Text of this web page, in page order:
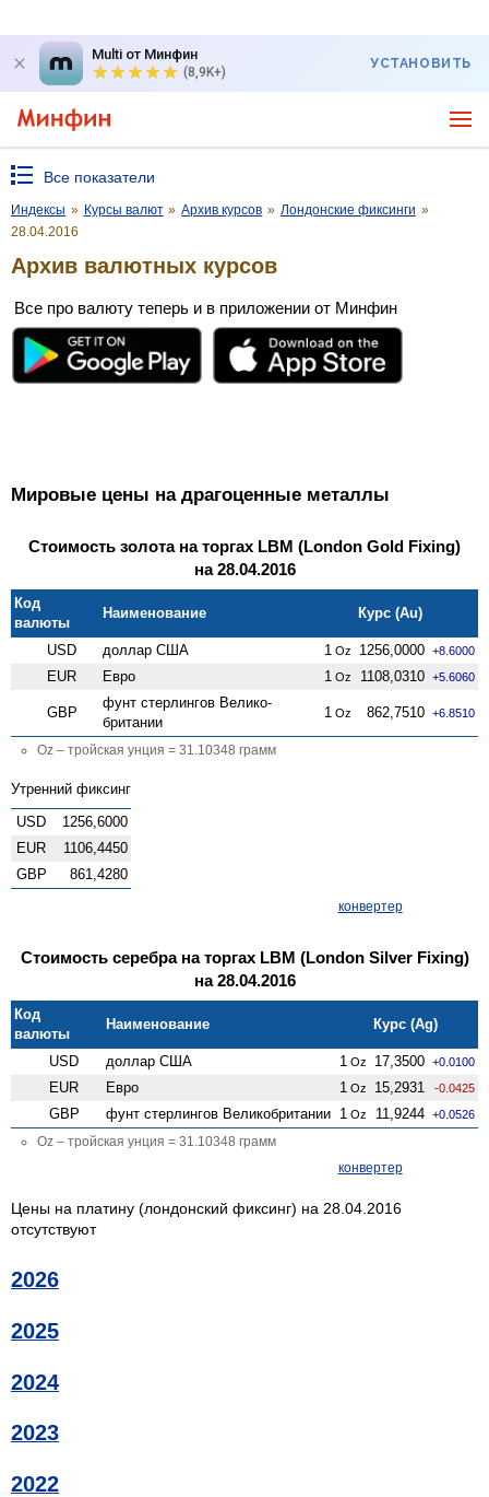
Multi от Минфин
(8,9K+)
УСТАНОВИТЬ
Все показатели
Индексы » Курсы валют » Архив курсов » Лондонские фиксинги »
28.04.2016
Архив валютных курсов
Все про валюту теперь и в приложении от Минфин
Мировые цены на драгоценные металлы
Стоимость золота на торгах LBM (London Gold Fixing)
на 28.04.2016
Код
валюты
Наименование Курс (Au)
USD доллар США 1 Oz 1256,0000 +8.6000
EUR Евро 1 Oz 1108,0310 +5.6060
GBP
фунт стерлингов Велико­
британии
1 Oz 862,7510 +6.8510
Oz – тройская унция = 31.10348 грамм
Утренний фиксинг
USD
1256,6000
EUR
1106,4450
GBP
861,4280
конвертер
Стоимость серебра на торгах LBM (London Silver Fixing)
на 28.04.2016
Код
валюты
Наименование Курс (Ag)
USD доллар США 1 Oz 17,3500 +0.0100
EUR Евро 1 Oz 15,2931 -0.0425
GBP фунт стерлингов Велико­британии 1 Oz 11,9244 +0.0526
Oz – тройская унция = 31.10348 грамм
конвертер
Цены на платину (лондонский фиксинг) на 28.04.2016
отсутствуют
2026
2025
2024
2023
2022